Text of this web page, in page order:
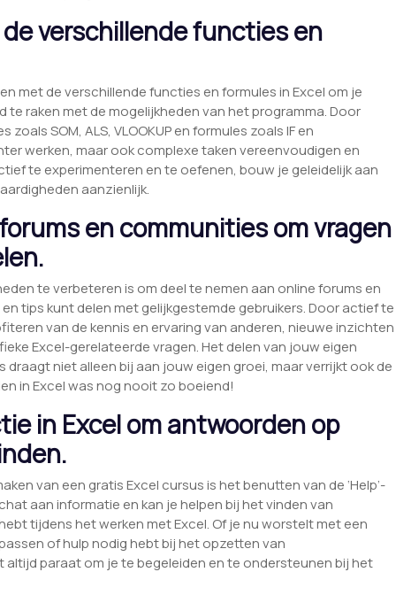
verschillende functies en
met de verschillende functies en formules in Excel om je
raken met de mogelijkheden van het programma. Door
SOM, ALS, VLOOKUP en formules zoals IF en
werken, maar ook complexe taken vereenvoudigen en
te experimenteren en te oefenen, bouw je geleidelijk aan
aanzienlijk.
en communities om vragen
te verbeteren is om deel te nemen aan online forums en
tips kunt delen met gelijkgestemde gebruikers. Door actief te
van de kennis en ervaring van anderen, nieuwe inzichten
Excel-gerelateerde vragen. Het delen van jouw eigen
draagt niet alleen bij aan jouw eigen groei, maar verrijkt ook de
in Excel was nog nooit zo boeiend!
in Excel om antwoorden op
van een gratis Excel cursus is het benutten van de ‘Help’-
aan informatie en kan je helpen bij het vinden van
tijdens het werken met Excel. Of je nu worstelt met een
of hulp nodig hebt bij het opzetten van
altijd paraat om je te begeleiden en te ondersteunen bij het